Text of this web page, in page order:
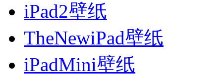
iPad2壁纸
TheNewiPad壁纸
iPadMini壁纸